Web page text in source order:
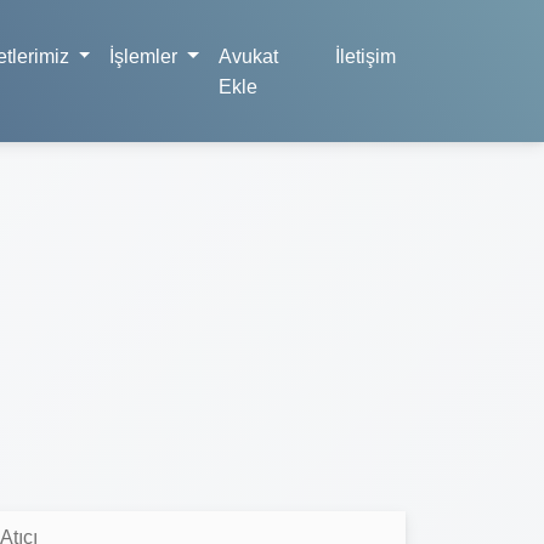
İşlemler
Avukat
Ekle
İletişim